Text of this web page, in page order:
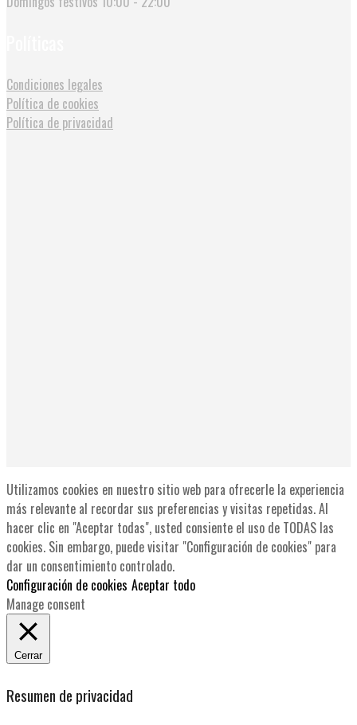
Condiciones legales
Política de cookies
Política de privacidad
Utilizamos cookies en nuestro sitio web para ofrecerle la experiencia
más relevante al recordar sus preferencias y visitas repetidas. Al
hacer clic en "Aceptar todas", usted consiente el uso de TODAS las
cookies. Sin embargo, puede visitar "Configuración de cookies" para
dar un consentimiento controlado.
Configuración de cookies Aceptar todo
Manage consent
Cerrar
Resumen de privacidad